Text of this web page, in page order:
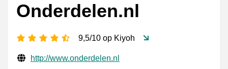
Onderdelen.nl
[_General:NumberOfStarsPluralFormat]
9,5/10 op Kiyoh
Verifisert kontaktinformasjon
Website URL
http://www.onderdelen.nl